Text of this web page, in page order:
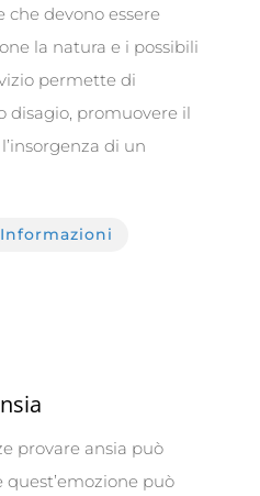
che devono essere
la natura e i possibili
permette di
disagio, promuovere il
di un
provare ansia può
quest’emozione può